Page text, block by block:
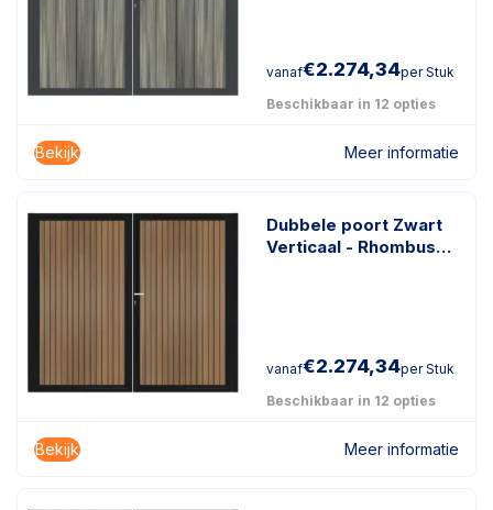
vanaf€2.274,34per Stuk
Beschikbaar in 12 opties
Bekijk Meer informatie
Dubbele poort Zwart
Verticaal - Rhombus
vanaf€2.274,34per Stuk
Beschikbaar in 12 opties
Bekijk Meer informatie